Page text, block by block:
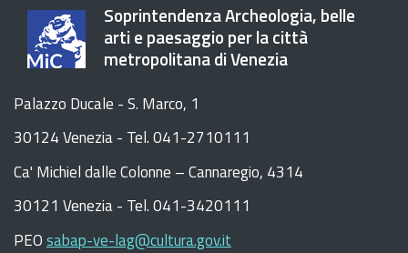
Soprintendenza Archeologia, belle
arti e paesaggio per la città
metropolitana di Venezia
Palazzo Ducale - S. Marco, 1
30124 Venezia - Tel. 041-2710111
Ca' Michiel dalle Colonne – Cannaregio, 4314
30121 Venezia - Tel. 041-3420111
PEOsabap-ve-lag@cultura.gov.it